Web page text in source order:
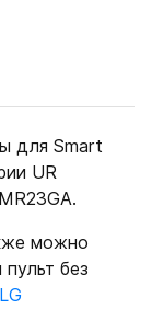
для Smart
UR
можно
без
LG